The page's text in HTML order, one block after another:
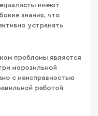
имеют
знания, что
устранять
проблемы является
морозильной
с неисправностью
работой